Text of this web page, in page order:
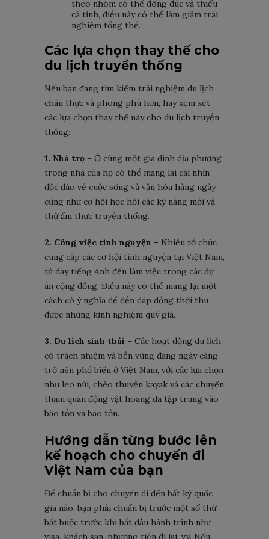
theo nhóm có thể đông đúc và thiếu
cá tính, điều này có thể làm giảm trải
nghiệm tổng thể.
Các lựa chọn thay thế cho
du lịch truyền thống
Nếu bạn đang tìm kiếm trải nghiệm du lịch
chân thực và phong phú hơn, hãy xem xét
các lựa chọn thay thế này cho du lịch truyền
thống:
1. Nhà trọ – Ở cùng một gia đình địa phương
trong nhà của họ có thể mang lại cái nhìn
độc đáo về cuộc sống và văn hóa hàng ngày
cũng như cơ hội học hỏi các kỹ năng mới và
thử ẩm thực truyền thống.
2. Công việc tình nguyện – Nhiều tổ chức
cung cấp các cơ hội tình nguyện tại Việt Nam,
từ dạy tiếng Anh đến làm việc trong các dự
án cộng đồng. Điều này có thể mang lại một
cách có ý nghĩa để đền đáp đồng thời thu
được những kinh nghiệm quý giá.
3. Du lịch sinh thái – Các hoạt động du lịch
có trách nhiệm và bền vững đang ngày càng
trở nên phổ biến ở Việt Nam, với các lựa chọn
như leo núi, chèo thuyền kayak và các chuyến
tham quan động vật hoang dã tập trung vào
bảo tồn và bảo tồn.
Hướng dẫn từng bước lên
kế hoạch cho chuyến đi
Việt Nam của bạn
Để chuẩn bị cho chuyến đi đến bất kỳ quốc
gia nào, bạn phải chuẩn bị trước một số thứ
bắt buộc trước khi bắt đầu hành trình như
visa, khách sạn, phương tiện đi lại, v.v. Nếu